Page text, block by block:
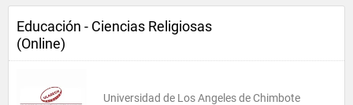
Educación - Ciencias Religiosas
(Online)
Universidad de Los Angeles de Chimbote